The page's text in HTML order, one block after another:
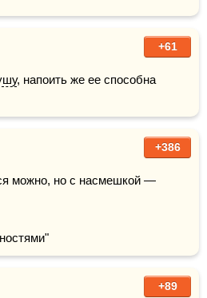
+61
, напоить же ее способна
+386
можно, но с насмешкой —
+89